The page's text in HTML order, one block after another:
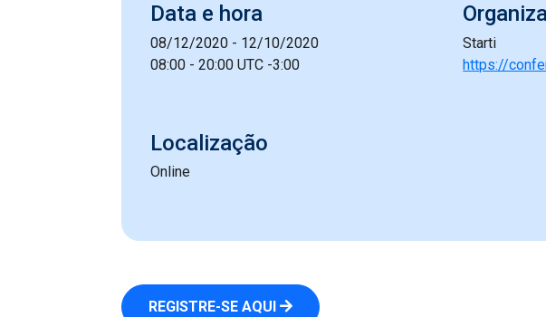
Data e hora
08/12/2020 - 12/10/2020
08:00 - 20:00 UTC -3:00
Starti
https://
Localização
Online
REGISTRE-SE AQUI